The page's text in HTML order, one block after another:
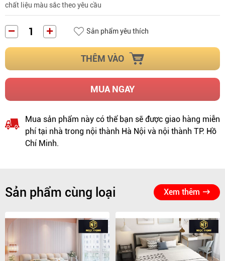
chất liệu màu sắc theo yêu cầu
Sản phẩm yêu thích
THÊM VÀO
MUA NGAY
Mua sản phẩm này có thể bạn sẽ được giao hàng miễn
phí tại nhà trong nội thành Hà Nội và nội thành TP. Hồ
Chí Minh.
Sản phẩm cùng loại Xem thêm